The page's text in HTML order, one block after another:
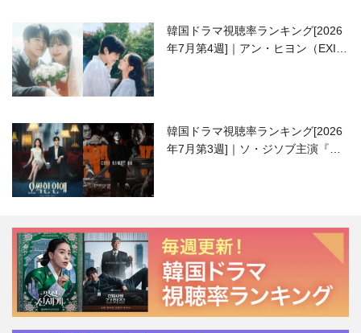
韓国ドラマ視聴率ランキング[2026
年7月第4週]｜アン・ヒヨン（EXID
韓国ドラマ視聴率ランキング[2026
年7月第3週]｜ソ・ジソブ主演『エ